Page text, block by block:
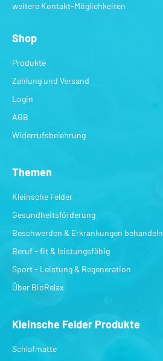
weitere Kontakt-Möglichkeiten
Shop
Produkte
Zahlung und Versand
Login
AGB
Widerrufsbelehrung
Themen
Kleinsche Felder
Gesundheitsförderung
Beschwerden & Erkrankungen behandeln
Beruf - fit & leistungsfähig
Sport - Leistung & Regeneration
Über BioRelax
Kleinsche Felder Produkte
Schlafmatte